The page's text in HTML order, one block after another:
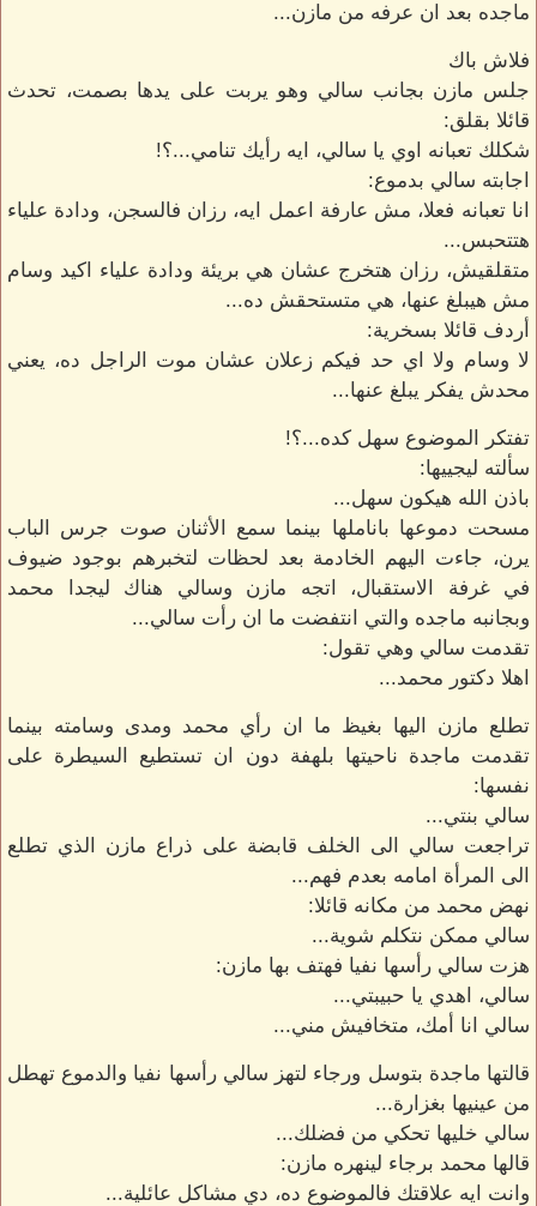
ماجده بعد ان عرفه من مازن...
فلاش باك
جلس مازن بجانب سالي وهو يربت على يدها بصمت، تحدث
قائلا بقلق:
شكلك تعبانه اوي يا سالي، ايه رأيك تنامي...؟!
اجابته سالي بدموع:
انا تعبانه فعلا، مش عارفة اعمل ايه، رزان فالسجن، ودادة علياء
هتتحبس...
متقلقيش، رزان هتخرج عشان هي بريئة ودادة علياء اكيد وسام
مش هيبلغ عنها، هي متستحقش ده...
أردف قائلا بسخرية:
لا وسام ولا اي حد فيكم زعلان عشان موت الراجل ده، يعني
محدش يفكر يبلغ عنها...
تفتكر الموضوع سهل كده...؟!
سألته ليجييها:
باذن الله هيكون سهل...
مسحت دموعها باناملها بينما سمع الأثنان صوت جرس الباب
يرن، جاءت اليهم الخادمة بعد لحظات لتخبرهم بوجود ضيوف
في غرفة الاستقبال، اتجه مازن وسالي هناك ليجدا محمد
وبجانبه ماجده والتي انتفضت ما ان رأت سالي...
تقدمت سالي وهي تقول:
اهلا دكتور محمد...
تطلع مازن اليها بغيظ ما ان رأي محمد ومدى وسامته بينما
تقدمت ماجدة ناحيتها بلهفة دون ان تستطيع السيطرة على
نفسها:
سالي بنتي...
تراجعت سالي الى الخلف قابضة على ذراع مازن الذي تطلع
الى المرأة امامه بعدم فهم...
نهض محمد من مكانه قائلا:
سالي ممكن نتكلم شوية...
هزت سالي رأسها نفيا فهتف بها مازن:
سالي، اهدي يا حبيبتي...
سالي انا أمك، متخافيش مني...
قالتها ماجدة بتوسل ورجاء لتهز سالي رأسها نفيا والدموع تهطل
من عينيها بغزارة...
سالي خليها تحكي من فضلك...
قالها محمد برجاء لينهره مازن:
وانت ايه علاقتك فالموضوع ده، دي مشاكل عائلية...